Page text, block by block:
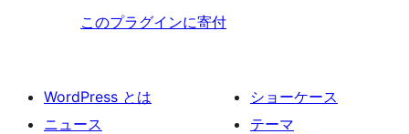
このプラグインに寄付
WordPress とは
ニュース
ショーケース
テーマ